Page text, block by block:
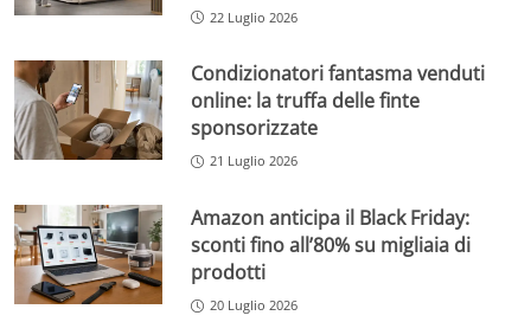
22 Luglio 2026
Condizionatori fantasma venduti
online: la truffa delle finte
sponsorizzate
21 Luglio 2026
Amazon anticipa il Black Friday:
sconti fino all’80% su migliaia di
prodotti
20 Luglio 2026